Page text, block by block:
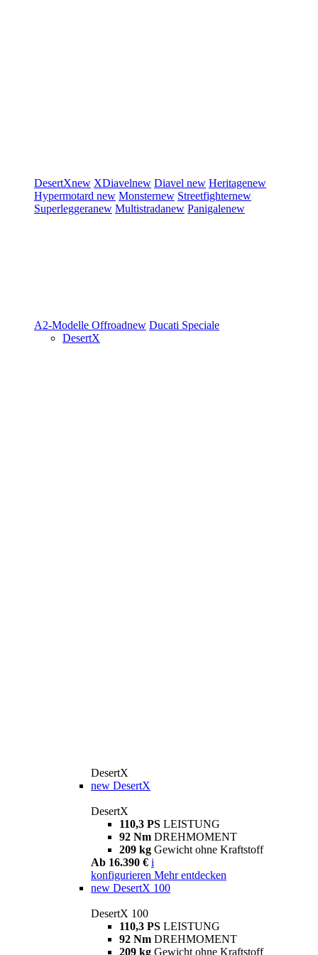
DesertXnew XDiavelnew Diavel new Heritagenew
Hypermotard new Monsternew Streetfighternew
Superleggeranew Multistradanew Panigalenew
A2-Modelle Offroadnew Ducati Speciale
DesertX
DesertX
new DesertX
DesertX
110,3 PS LEISTUNG
92 Nm DREHMOMENT
209 kg Gewicht ohne Kraftstoff
Ab 16.390 € i
konfigurieren Mehr entdecken
new DesertX 100
DesertX 100
110,3 PS LEISTUNG
92 Nm DREHMOMENT
209 kg Gewicht ohne Kraftstoff